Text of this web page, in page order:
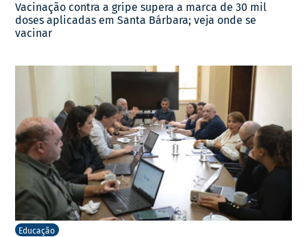
Vacinação contra a gripe supera a marca de 30 mil
doses aplicadas em Santa Bárbara; veja onde se
vacinar
Educação